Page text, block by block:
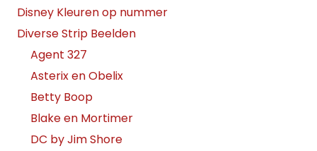
Disney Kleuren op nummer
Diverse Strip Beelden
Agent 327
Asterix en Obelix
Betty Boop
Blake en Mortimer
DC by Jim Shore